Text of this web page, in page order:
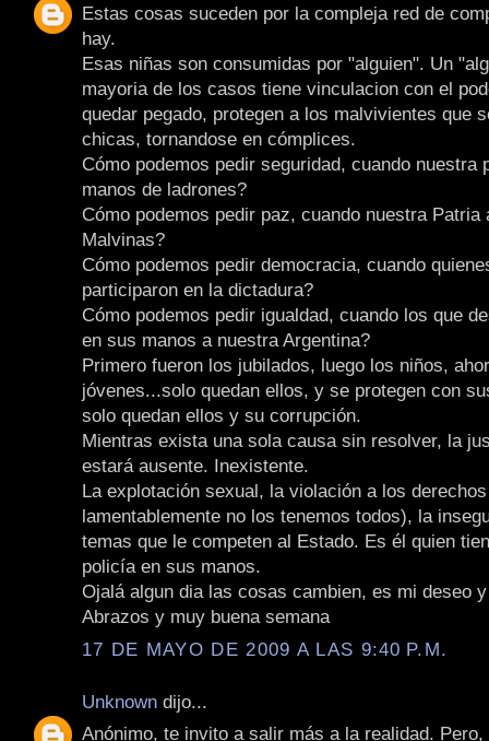
Estas cosas suceden por la compleja red de
hay.
Esas niñas son consumidas por "alguien". Un
mayoria de los casos tiene vinculacion con el
quedar pegado, protegen a los malvivientes que
chicas, tornandose en cómplices.
Cómo podemos pedir seguridad, cuando nuestra
manos de ladrones?
Cómo podemos pedir paz, cuando nuestra Patria
Malvinas?
Cómo podemos pedir democracia, cuando
participaron en la dictadura?
Cómo podemos pedir igualdad, cuando los que
en sus manos a nuestra Argentina?
Primero fueron los jubilados, luego los niños,
jóvenes...solo quedan ellos, y se protegen con
solo quedan ellos y su corrupción.
Mientras exista una sola causa sin resolver, la
estará ausente. Inexistente.
La explotación sexual, la violación a los
lamentablemente no los tenemos todos), la
temas que le competen al Estado. Es él quien
policía en sus manos.
Ojalá algun dia las cosas cambien, es mi deseo
Abrazos y muy buena semana
17 DE MAYO DE 2009 A LAS 9:40 P.M.
Unknown dijo...
Anónimo, te invito a salir más a la realidad.